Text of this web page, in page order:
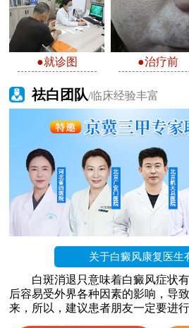
●就诊图 ●治疗前
祛白团队/临床经验丰富
关于白癜风康复医生
白斑消退只意味着白癜风症状
后容易受外界各种因素的影响，导
来，所以，建议患者朋友一定要进行